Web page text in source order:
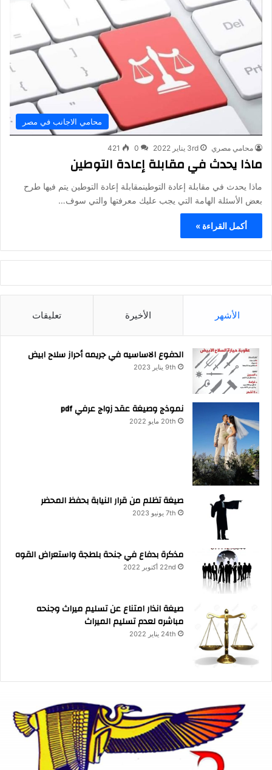
محامي الاجانب في مصر
محامي مصري 3rd يناير 2022 0
421
ماذا يحدث في مقابلة إعادة التوطين
ماذا يحدث في مقابلة إعادة التوطينمقابلة إعادة التوطين يتم فيها طرح
بعض الأسئلة الهامة التي يجب عليك معرفتها والتي سوف…
أكمل القراءة »
الأشهر الأخيرة تعليقات
الدفوع الاساسيه في جريمه أحراز سلاح ابيض
9th يناير 2023
نموذج وصيغة عقد زواج عرفي pdf
20th مايو 2022
صيغة تظلم من قرار النيابة بحفظ المحضر
7th يونيو 2023
مذكرة بدفاع في جنحة بلطجة واستعراض القوه
22nd أكتوبر 2022
صيغة انذار امتناع عن تسليم ميراث وجنحه
مباشره لعدم تسليم الميراث
24th يناير 2022